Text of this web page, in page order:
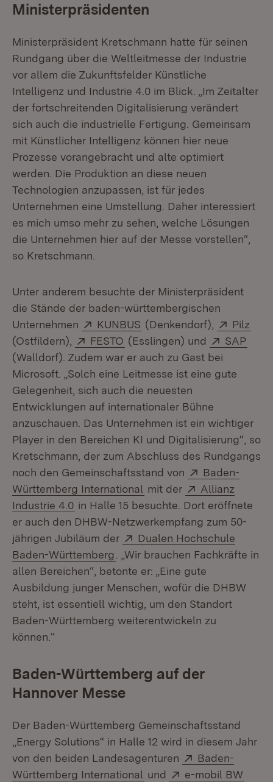
Ministerpräsidenten
Ministerpräsident Kretschmann hatte für seinen
Rundgang über die Weltleitmesse der Industrie
vor allem die Zukunftsfelder Künstliche
Intelligenz und Industrie 4.0 im Blick. „Im Zeitalter
der fortschreitenden Digitalisierung verändert
sich auch die industrielle Fertigung. Gemeinsam
mit Künstlicher Intelligenz können hier neue
Prozesse vorangebracht und alte optimiert
werden. Die Produktion an diese neuen
Technologien anzupassen, ist für jedes
Unternehmen eine Umstellung. Daher interessiert
es mich umso mehr zu sehen, welche Lösungen
die Unternehmen hier auf der Messe vorstellen“,
so Kretschmann.
Unter anderem besuchte der Ministerpräsident
die Stände der baden-württembergischen
Unternehmen
Extern:
KUNBUS (Öffnet in neuem Fenster)
(Denkendorf), Extern:
Pilz
(Ostfildern),
Extern:
FESTO (Öffnet in neuem Fenster)
(Esslingen) und Extern:
SAP
(Walldorf). Zudem war er auch zu Gast bei
Microsoft. „Solch eine Leitmesse ist eine gute
Gelegenheit, sich auch die neuesten
Entwicklungen auf internationaler Bühne
anzuschauen. Das Unternehmen ist ein wichtiger
Player in den Bereichen KI und Digitalisierung“, so
Kretschmann, der zum Abschluss des Rundgangs
noch den Gemeinschaftsstand von
Extern:
Baden-
Württemberg International (Öffnet in neuem Fenster)
mit der Extern:
Allianz
Industrie 4.0 (Öffnet in neuem Fenster)
in Halle 15 besuchte. Dort eröffnete
er auch den DHBW-Netzwerkempfang zum 50-
jährigen Jubiläum der
Extern:
Dualen Hochschule
Baden-Württemberg (Öffnet in neuem Fenster)
. „Wir brauchen Fachkräfte in
allen Bereichen“, betonte er: „Eine gute
Ausbildung junger Menschen, wofür die DHBW
steht, ist essentiell wichtig, um den Standort
Baden-Württemberg weiterentwickeln zu
können.“
Baden-Württemberg auf der
Hannover Messe
Der Baden-Württemberg Gemeinschaftsstand
„Energy Solutions“ in Halle 12 wird in diesem Jahr
von den beiden Landesagenturen
Extern:
Baden-
Württemberg International (Öffnet in neuem Fenster)
und Extern:
e-mobil BW